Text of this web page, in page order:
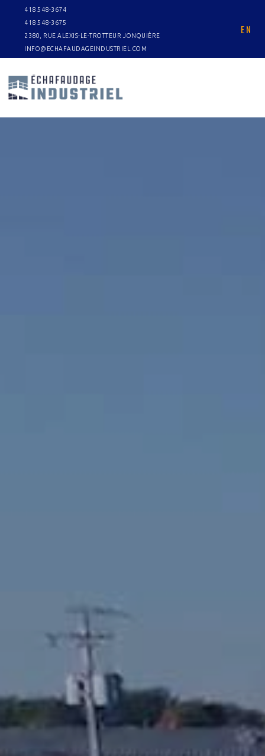
418 548-3674
418 548-3675
2380, RUE ALEXIS-LE-TROTTEUR JONQUIÈRE
INFO@ECHAFAUDAGEINDUSTRIEL.COM
EN